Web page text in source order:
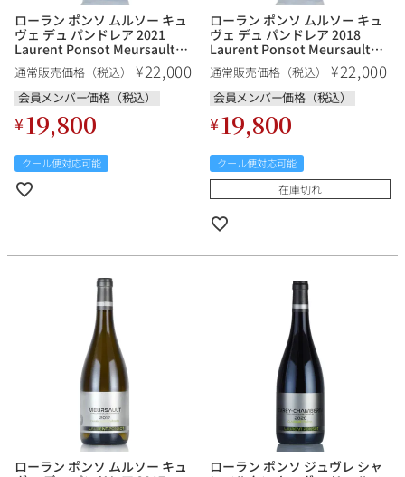
ルロワ
サロン ルイ・ロデレール
生産地から探す
フランス ブルゴーニュ
ボルドー シャンパーニュ
その他
その他
イタリア
種類で探す
赤ワイン 白ワイン
スパークリング ロゼワイン
価格帯から探す
〜9,999円
10,000円〜39,999円
80,000円〜99,999円
500,000円〜
お得な情報を受け取る
LINE
ローラン ポンソ ムルソー キュ
ヴェ デュ パンドレア 2021
Laurent Ponsot Meursault
Cuvee du Pandorea フランス
ブルゴーニュ 白ワイン
通常販売価格（税込） ¥22,000
会員メンバー価格（税込）
¥19,800
クール便対応可能
ローラン ポンソ ムルソー キュ
ヴェ デュ パンドレア 2018
Laurent Ponsot Meursault
Cuvee du Pandorea フランス
ブルゴーニュ 白ワイン
通常販売価格（税込） ¥22,000
会員メンバー価格（税込）
¥19,800
クール便対応可能
在庫切れ
ローラン ポンソ ムルソー キュ
ローラン ポンソ ジュヴレ シャ